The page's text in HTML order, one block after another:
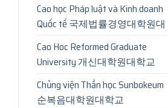
Cao học Pháp luật và Kinh doanh
Quốc tế 국제법률경영대학원대
Cao Hoc Reformed Graduate
University 개신대학원대학교
Chủng viện Thần học Sunbokeum
순복음대학원대학교